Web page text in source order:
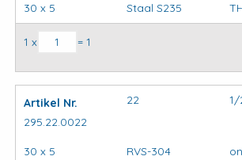
30 x 5 Staal S235
Kapbeugels DIN3567 (stel) model C
1 x = 1
Artikel Nr.
295.22.0022
22 1/
30 x 5 RVS-304